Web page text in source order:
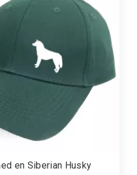
en Siberian Husky